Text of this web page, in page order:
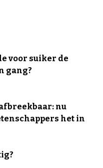
voor suiker de
gang?
nu
het in